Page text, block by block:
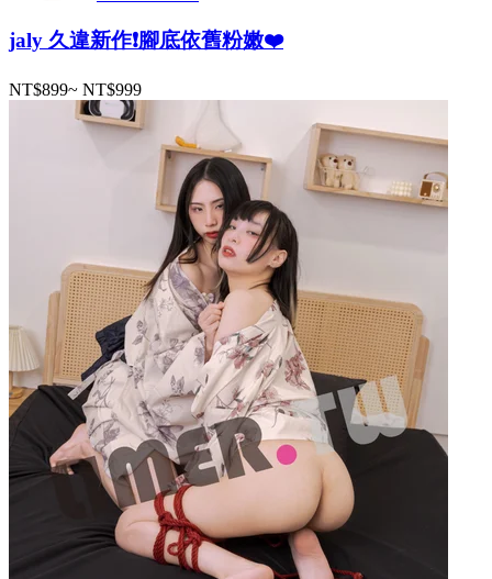
jaly 久違新作❗️腳底依舊粉嫩❤️
NT$899~ NT$999